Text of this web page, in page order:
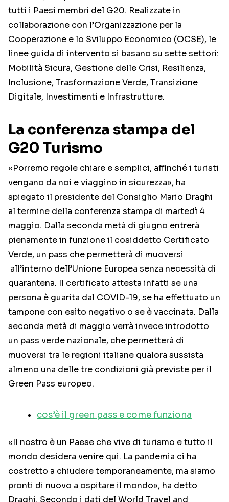
tutti i Paesi membri del G20. Realizzate in
collaborazione con l’Organizzazione per la
Cooperazione e lo Sviluppo Economico (OCSE), le
linee guida di intervento si basano su sette settori:
Mobilità Sicura, Gestione delle Crisi, Resilienza,
Inclusione, Trasformazione Verde, Transizione
Digitale, Investimenti e Infrastrutture.
La conferenza stampa del
G20 Turismo
«Porremo regole chiare e semplici, affinché i turisti
vengano da noi e viaggino in sicurezza», ha
spiegato il presidente del Consiglio Mario Draghi
al termine della conferenza stampa di martedì 4
maggio. Dalla seconda metà di giugno entrerà
pienamente in funzione il cosiddetto Certificato
Verde, un pass che permetterà di muoversi
all’interno dell’Unione Europea senza necessità di
quarantena. Il certificato attesta infatti se una
persona è guarita dal COVID-19, se ha effettuato un
tampone con esito negativo o se è vaccinata. Dalla
seconda metà di maggio verrà invece introdotto
un pass verde nazionale, che permetterà di
muoversi tra le regioni italiane qualora sussista
almeno una delle tre condizioni già previste per il
Green Pass europeo.
cos’è il green pass e come funziona
«Il nostro è un Paese che vive di turismo e tutto il
mondo desidera venire qui. La pandemia ci ha
costretto a chiudere temporaneamente, ma siamo
pronti di nuovo a ospitare il mondo», ha detto
Draghi. Secondo i dati del World Travel and